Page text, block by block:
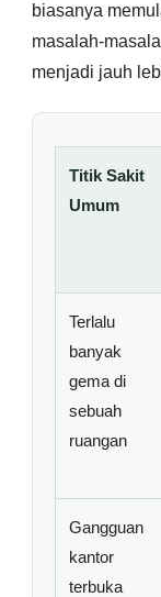
biasanya
masalah-
menjadi jauh
Titik Sakit
Umum
Terlalu
banyak
gema di
sebuah
ruangan
Gangguan
kantor
terbuka